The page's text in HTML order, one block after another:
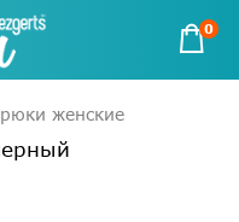
0
женские